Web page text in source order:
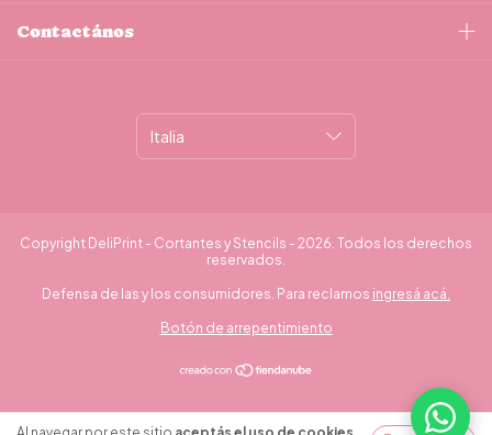
Contactános
Copyright DeliPrint - Cortantes y Stencils - 2026. Todos los derechos
reservados.
Defensa de las y los consumidores. Para reclamos ingresá acá.
Botón de arrepentimiento